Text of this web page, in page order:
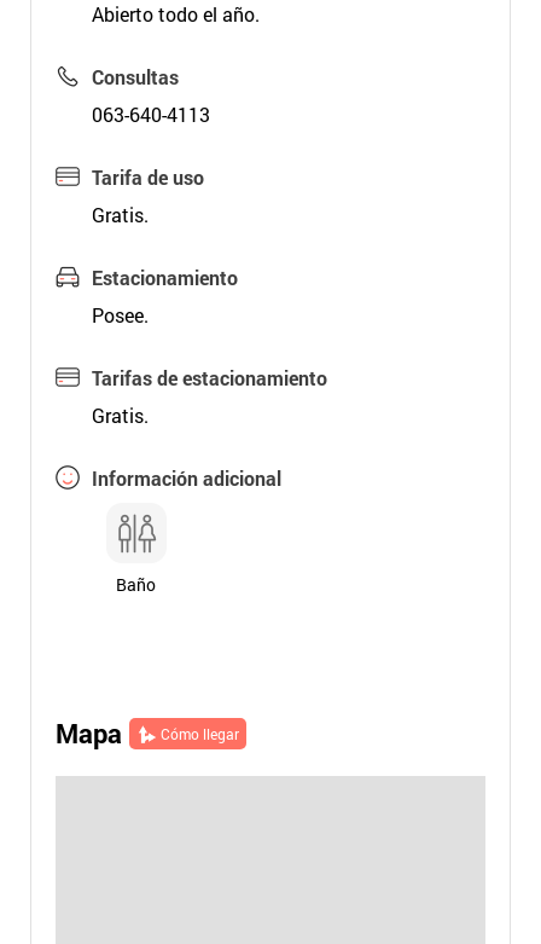
Abierto todo el año.
Consultas
063-640-4113
Tarifa de uso
Gratis.
Estacionamiento
Posee.
Tarifas de estacionamiento
Gratis.
Información adicional
Baño
Mapa Cómo llegar